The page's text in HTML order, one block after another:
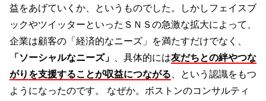
益をあげていくか、というものでした。しかしフェイスブ
ックやツイッターといったＳＮＳの急激な拡大によって、
企業は顧客の「経済的なニーズ」を満たすだけでなく、
「ソーシャルなニーズ」
、具体的には友だちとの絆やつな
がりを支援することが収益につながる 、という認識をもつ
ようになったのです。 なぜか。ボストンのコンサルティ